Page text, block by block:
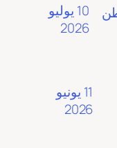
10 يوليو
2026
11 يونيو
2026